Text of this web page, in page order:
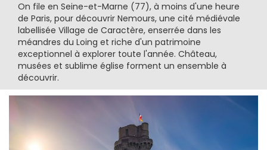
On file en Seine-et-Marne (77), à moins d'une heure
de Paris, pour découvrir Nemours, une cité médiévale
labellisée Village de Caractère, enserrée dans les
méandres du Loing et riche d'un patrimoine
exceptionnel à explorer toute l'année. Château,
musées et sublime église forment un ensemble à
découvrir.